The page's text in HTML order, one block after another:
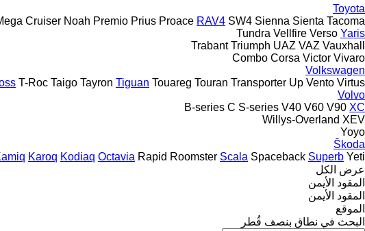
Toyota
Cruiser Noah Premio Prius Proace RAV4 SW4 Sienna Sienta Tacoma
Tundra Vellfire Verso Yaris
Trabant Triumph UAZ VAZ Vauxhall
Combo Corsa Victor Vivaro
Volkswagen
T-Roc Taigo Tayron Tiguan Touareg Touran Transporter Up Vento Virtus
Volvo
B-series C S-series V40 V60 V90 XC
Willys-Overland XEV
Yoyo
Škoda
Karoq Kodiaq Octavia Rapid Roomster Scala Spaceback Superb Yeti
عرض الكل
المقود الأيمن
المقود الأيمن
الموقع
البحث في نطاق بنصف قُطر